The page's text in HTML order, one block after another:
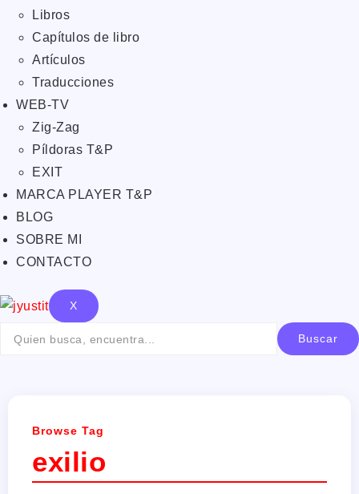
Libros
Capítulos de libro
Artículos
Traducciones
WEB-TV
Zig-Zag
Píldoras T&P
EXIT
MARCA PLAYER T&P
BLOG
SOBRE MI
CONTACTO
X
Buscar
Browse Tag
exilio